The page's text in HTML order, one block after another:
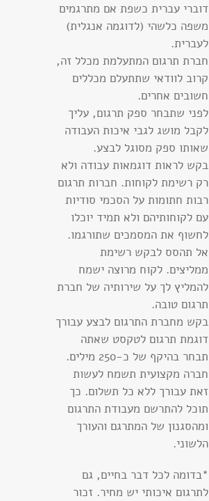
דוברי עברית כשפת אם מתרגמים
משפה כלשהי (לדוגמה אנגלית)
לעברית.
חברת תרגום המתעלמת מכלל זה,
קרוב לוודאי שתתעלם מכללים
חשובים אחרים.
לפני שתבחר ספק תרגום, עליך
לקבל מושג לגבי איכות העבודה
שאותו ספק מסוגל לבצע.
בקש לראות דוגמאות עבודה ולא
רק רשימת לקוחות. חברות תרגום
רבות חתומות על הסכמי סודיות
עם לקוחותיהם ולא תמיד יוכלו
לחשוף את המסמכים שתורגמו.
אל תהסס לבקש רשימת
ממליצים. לקוח מרוצה ישמח
להמליץ לך על שירותיה של חברת
תרגום טובה.
בקש מחברת התרגום לבצע עבורך
דוגמת תרגום לטקסט שאתה
תבחר בהיקף של כ-250 מילים.
חברה מקצועית תשמח לעשות
זאת עבורך ללא כל תשלום. כך
תוכל להתרשם מעבודת התרגום
ומהסגנון של המתרגם והעורך
הלשוני.
*בדומה לכל דבר בחיים, גם
לתרגום איכותי יש מחיר. זכור